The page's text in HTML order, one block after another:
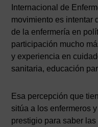
Internacional de
movimiento es intentar
de la enfermería en
participación mucho
y experiencia en
sanitaria, educación
Esa percepción que
sitúa a los enfermeros
prestigio para saber